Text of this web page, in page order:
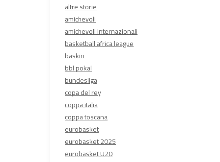
altre storie
amichevoli
amichevoli internazionali
basketball africa league
baskin
bbl pokal
bundesliga
copa del rey
coppa italia
coppa toscana
eurobasket
eurobasket 2025
eurobasket U20